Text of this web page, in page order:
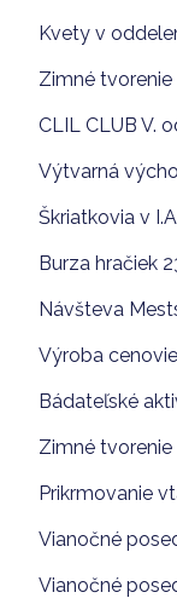
Kvety v
Zimné tvorenie
CLIL CLUB V.
Výtvarná
Škriatkovia v I.A
Burza hračiek
Návšteva
Výroba
Bádateľské
Zimné tvorenie
Prikrmovanie
Vianočné
Vianočné